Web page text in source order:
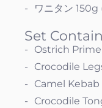
ワニタン 150g
Set
Ostrich
Crocodile
Camel Kebab
Crocodile